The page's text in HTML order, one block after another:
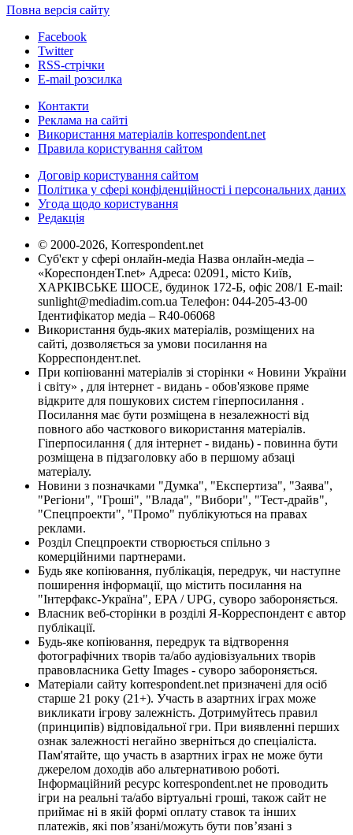
Повна версія сайту
Facebook
Twitter
RSS-стрічки
E-mail розсилка
Контакти
Реклама на сайті
Використання матеріалів korrespondent.net
Правила користування сайтом
Договір користування сайтом
Політика у сфері конфіденційності і персональних даних
Угода щодо користування
Редакція
© 2000-2026, Korrespondent.net
Суб'єкт у сфері онлайн-медіа Назва онлайн-медіа –
«КореспонденТ.net» Адреса: 02091, місто Київ,
ХАРКІВСЬКЕ ШОСЕ, будинок 172-Б, офіс 208/1 E-mail:
sunlight@mediadim.com.ua Телефон: 044-205-43-00
Ідентифікатор медіа – R40-06068
Використання будь-яких матеріалів, розміщених на
сайті, дозволяється за умови посилання на
Корреспондент.net.
При копіюванні матеріалів зі сторінки « Новини України
і світу» , для інтернет - видань - обов'язкове пряме
відкрите для пошукових систем гіперпосилання .
Посилання має бути розміщена в незалежності від
повного або часткового використання матеріалів.
Гіперпосилання ( для інтернет - видань) - повинна бути
розміщена в підзаголовку або в першому абзаці
матеріалу.
Новини з позначками "Думка", "Експертиза", "Заява",
"Регіони", "Гроші", "Влада", "Вибори", "Тест-драйв",
"Спецпроекти", "Промо" публікуються на правах
реклами.
Розділ Спецпроекти створюється спільно з
комерційними партнерами.
Будь яке копіювання, публікація, передрук, чи наступне
поширення інформації, що містить посилання на
"Інтерфакс-Україна", EPA / UPG, суворо забороняється.
Власник веб-сторінки в розділі Я-Корреспондент є автор
публікації.
Будь-яке копіювання, передрук та відтворення
фотографічних творів та/або аудіовізуальних творів
правовласника Getty Images - суворо забороняється.
Матеріали сайту korrespondent.net призначені для осіб
старше 21 року (21+). Участь в азартних іграх може
викликати ігрову залежність. Дотримуйтесь правил
(принципів) відповідальної гри. При виявленні перших
ознак залежності негайно зверніться до спеціаліста.
Пам'ятайте, що участь в азартних іграх не може бути
джерелом доходів або альтернативою роботі.
Інформаційний ресурс korrespondent.net не проводить
ігри на реальні та/або віртуальні гроші, також сайт не
приймає ні в якій формі оплату ставок та інших
платежів, які пов’язані/можуть бути пов’язані з